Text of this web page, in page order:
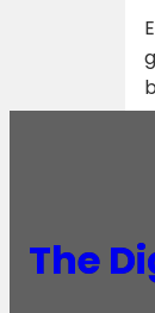
The